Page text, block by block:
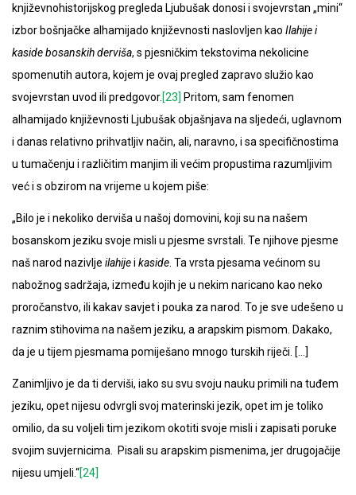
književnohistorijskog pregleda Ljubušak donosi i svojevrstan „mini“
izbor bošnjačke alhamijado književnosti naslovljen kao Ilahije i
kaside bosanskih derviša, s pjesničkim tekstovima nekolicine
spomenutih autora, kojem je ovaj pregled zapravo služio kao
svojevrstan uvod ili predgovor. [23] Pritom, sam fenomen
alhamijado književnosti Ljubušak objašnjava na sljedeći, uglavnom
i danas relativno prihvatljiv način, ali, naravno, i sa specifičnostima
u tumačenju i različitim manjim ili većim propustima razumljivim
već i s obzirom na vrijeme u kojem piše:
„Bilo je i nekoliko derviša u našoj domovini, koji su na našem
bosanskom jeziku svoje misli u pjesme svrstali. Te njihove pjesme
naš narod nazivlje ilahijei kaside . Ta vrsta pjesama većinom su
nabožnog sadržaja, između kojih je u nekim naricano kao neko
proročanstvo, ili kakav savjet i pouka za narod. To je sve udešeno u
raznim stihovima na našem jeziku, a arapskim pismom. Dakako,
da je u tijem pjesmama pomiješano mnogo turskih riječi. […]
Zanimljivo je da ti derviši, iako su svu svoju nauku primili na tuđem
jeziku, opet nijesu odvrgli svoj materinski jezik, opet im je toliko
omilio, da su voljeli tim jezikom okotiti svoje misli i zapisati poruke
svojim suvjernicima. Pisali su arapskim pismenima, jer drugojačije
nijesu umjeli.“[24]